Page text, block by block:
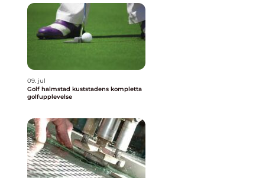
09. jul
Golf halmstad kuststadens kompletta
golfupplevelse